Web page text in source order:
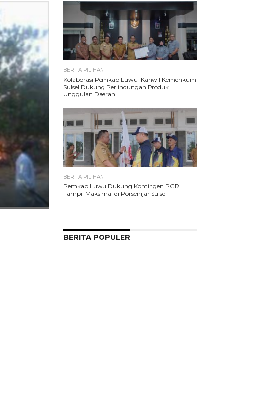
BERITA PILIHAN
Kolaborasi Pemkab Luwu–Kanwil Kemenkum
Sulsel Dukung Perlindungan Produk
Unggulan Daerah
BERITA PILIHAN
Pemkab Luwu Dukung Kontingen PGRI
Tampil Maksimal di Porsenijar Sulsel
BERITA POPULER